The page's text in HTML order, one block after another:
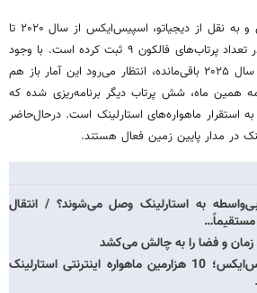
به گزارش خبرگزاری خبرآنلاین و به نقل از دیجیاتو، اسپیس‌ایکس از سال ۲۰۲۰ تا
امروز هر سال رکورد تازه‌ای در تعداد پرتاب‌های فالکون ۹ ثبت کرده است. با وجود
اینکه بیش از دو ماه تا پایان سال ۲۰۲۵ باقی‌مانده، انتظار می‌رود این آمار باز هم
همین ماه، شش پرتاب دیگر برنامه‌ریزی شده که
استقرار ماهواره‌های استارلینک است. درحال‌حاضر
به استارلینک وصل می‌شوند؟ / انتقال
و فضا را به چالش می‌کشد
تاریخ‌سازی اسپیس‌ایکس؛ 10 هزارمین ماهواره اینترنتی استارلینک